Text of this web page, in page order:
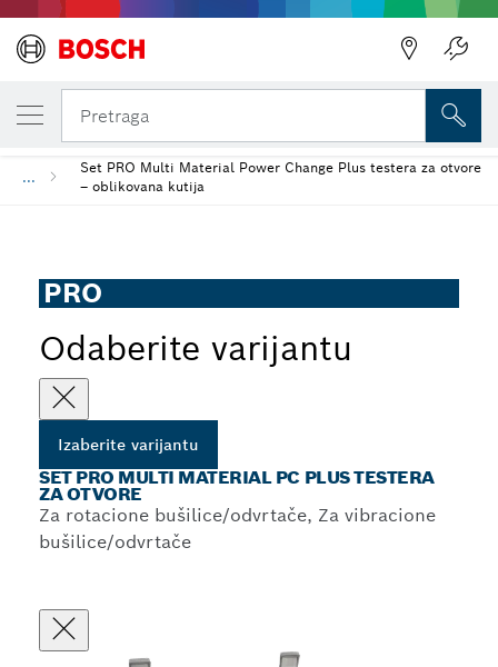
Pretraga
...
Set PRO Multi Material Power Change Plus testera za otvore
– oblikovana kutija
PRO
Odaberite varijantu
Izaberite varijantu
SET PRO MULTI MATERIAL PC PLUS TESTERA
ZA OTVORE
Za rotacione bušilice/odvrtače, Za vibracione
bušilice/odvrtače
IZABRANA VARIJANTA
Set PRO Multi Material PC Plus testera za